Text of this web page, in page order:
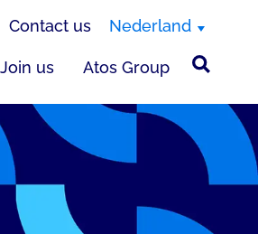
Contact us Nederland
Join us Atos Group